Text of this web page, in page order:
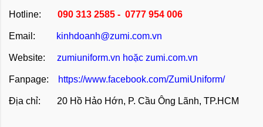
Hotline: 090 313 2585 - 0777 954 006
Email: kinhdoanh@zumi.com.vn
Website: zumiuniform.vn hoặc zumi.com.vn
Fanpage: https://www.facebook.com/ZumiUniform/
Địa chỉ: 20 Hồ Hảo Hớn, P. Cầu Ông Lãnh, TP.HCM